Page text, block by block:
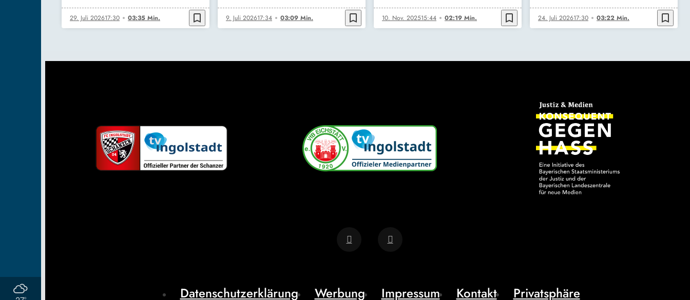
29. Juli 202617:30 03:35 Min. bookmark_border 9. Juli 202617:34 03:09 Min. bookmark_border 10. Nov. 202515:44 02:19 Min. bookmark_border 24. Juli 202617:30 03:22 Min. bookmark_border
Datenschutzerklärung Werbung Impressum Kontakt Privatsphäre